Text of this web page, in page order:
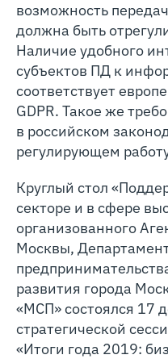
возможность
должна быть
Наличие удобного
субъектов ПД к
соответствует
GDPR. Такое же
в российском
регулирующем
Круглый стол
секторе и в сфере
организованного
Москвы,
развития города
«МСП» состоялся 17
стратегической
«Итоги года 2019: